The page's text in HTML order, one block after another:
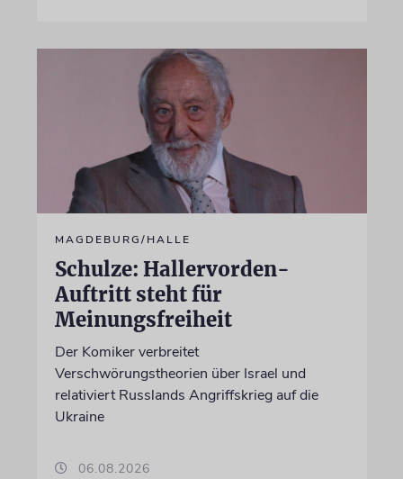
MAGDEBURG/HALLE
Schulze: Hallervorden-
Auftritt steht für
Meinungsfreiheit
Der Komiker verbreitet
Verschwörungstheorien über Israel und
relativiert Russlands Angriffskrieg auf die
Ukraine
06.08.2026